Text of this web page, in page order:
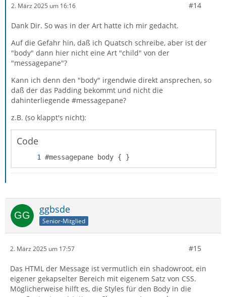
2. März 2025 um 16:16 #14
Dank Dir. So was in der Art hatte ich mir gedacht.
Auf die Gefahr hin, daß ich Quatsch schreibe, aber ist der
"body" dann hier nicht eine Art "child" von der
"messagepane"?
Kann ich denn den "body" irgendwie direkt ansprechen, so
daß der das Padding bekommt und nicht die
dahinterliegende #messagepane?
z.B. (so klappt's nicht):
Code
#messagepane body { }
ggbsde
Senior-Mitglied
2. März 2025 um 17:57 #15
Das HTML der Message ist vermutlich ein shadowroot, ein
eigener gekapselter Bereich mit eigenem Satz von CSS.
Möglicherweise hilft es, die Styles für den Body in die